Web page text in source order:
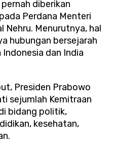
diberikan
Perdana Menteri
Nehru. Menurutnya, hal
hubungan bersejarah
dan India
Presiden Prabowo
sejumlah Kemitraan
bidang politik,
kesehatan,